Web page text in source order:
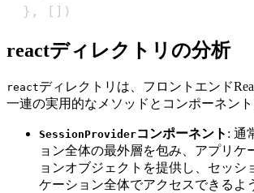
} , [ ] )
reactディレクトリの分析
reactディレクトリは、フロントエンド
一連の実用的なメソッドとコンポーネント
SessionProviderコンポーネント : 通
ョン全体の最外層を包み、アプリケ
ョンオブジェクトを提供し、セッシ
ケーション全体でアクセスできるよ